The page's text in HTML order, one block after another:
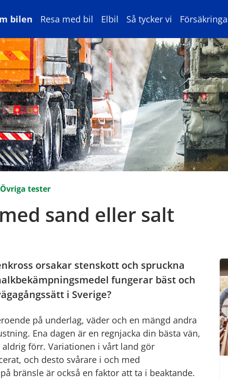
bilen Resa med bil Elbil Så tycker vi
Övriga tester
sand eller salt
orsakar stenskott och spruckna
fungerar bäst och
i Sverige?
på underlag, väder och en mängd andra
Ena dagen är en regnjacka din bästa vän,
förr. Variationen i vårt land gör
och desto svårare i och med
bränsle är också en faktor att ta i beaktande.